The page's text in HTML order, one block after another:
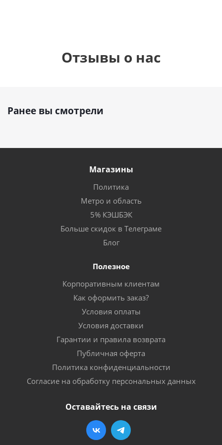
Отзывы о нас
Ранее вы смотрели
Магазины
Политика
Метро и область
5% КЭШБЭК
Больше скидок в Телеграме
Блог
Полезное
Корпоративным клиентам
Как оформить заказ?
Условия оплаты
Условия доставки
Гарантии и правила возврата
Публичная оферта
Политика конфиденциальности
Согласие на обработку персональных данных
Оставайтесь на связи